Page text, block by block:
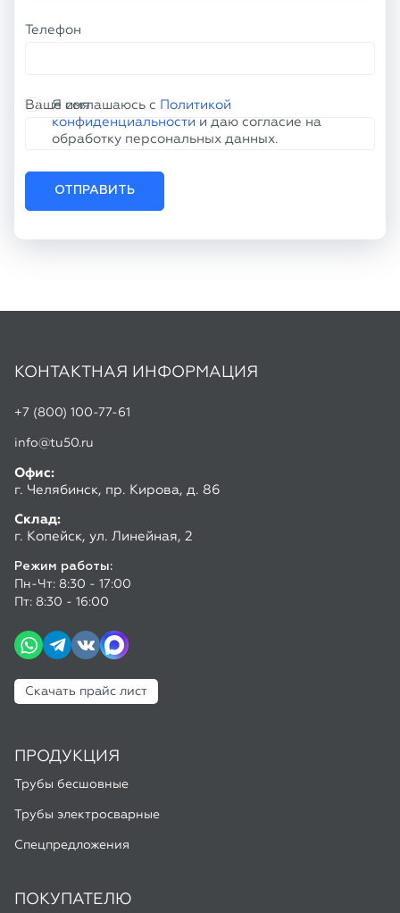
КОНТАКТНАЯ ИНФОРМАЦИЯ
Склад:
Пн-Чт: 8:30 - 17:00
Пт: 8:30 - 16:00
Трубы бесшовные
Трубы электросварные
Спецпредложения
ПОКУПАТЕЛЮ
Доставка и оплата
Калькулятор труб
ГОСТы и ТУ